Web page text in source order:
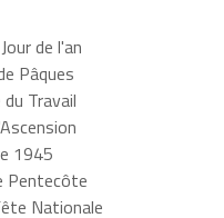
de l'an
Pâques
Travail
1945
Pentecôte
Nationale